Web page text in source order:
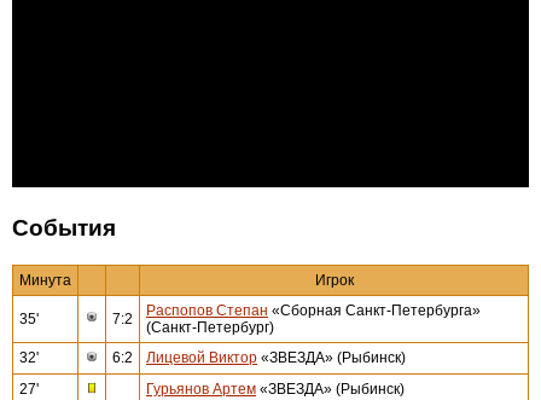
События
Минута Игрок
35' 7:2 Распопов Степан «Сборная Санкт-Петербурга»
(Санкт-Петербург)
32'
6:2 Лицевой Виктор «ЗВЕЗДА» (Рыбинск)
27'
Гурьянов Артем «ЗВЕЗДА» (Рыбинск)